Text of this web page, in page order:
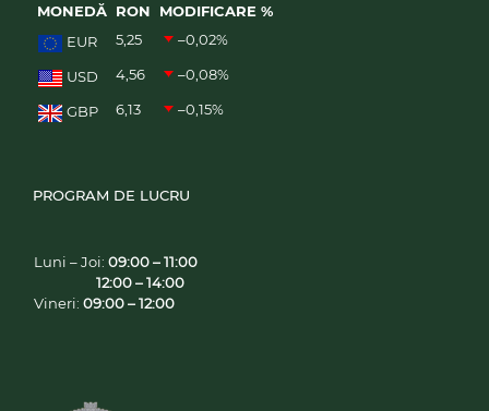
MONEDĂ RON
MODIFICARE %
EUR
5,25 –0,02%
USD 4,56 –0,08%
GBP 6,13 –0,15%
PROGRAM DE LUCRU
Luni – Joi: 09:00 – 11:00
12:00 – 14:00
Vineri: 09:00 – 12:00